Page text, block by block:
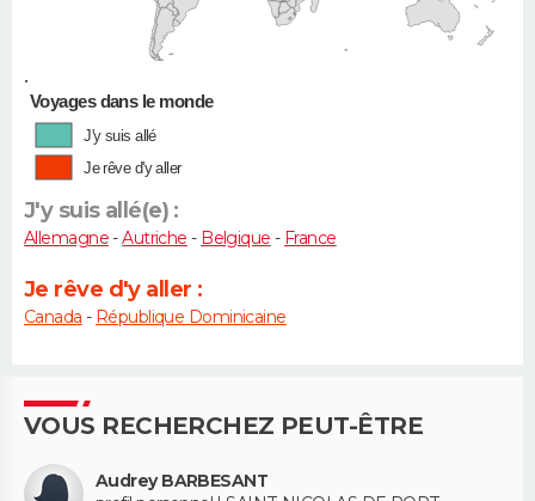
•
Voyages dans le monde
J'y suis allé
Je rêve d'y aller
J'y suis allé(e) :
Allemagne-Autriche - Belgique - France
Je rêve d'y aller :
Canada - République Dominicaine
VOUS RECHERCHEZ PEUT-ÊTRE
Audrey BARBESANT